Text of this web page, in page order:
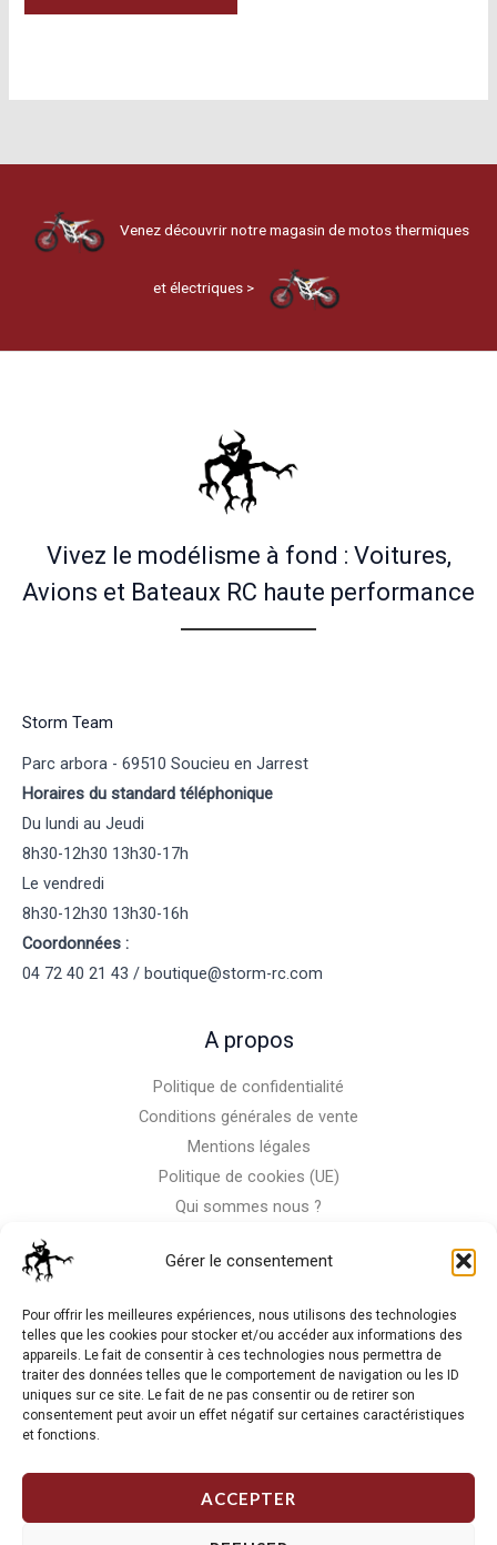
Gérer le consentement
Pour offrir les meilleures expériences, nous utilisons des technologies
telles que les cookies pour stocker et/ou accéder aux informations des
appareils. Le fait de consentir à ces technologies nous permettra de
traiter des données telles que le comportement de navigation ou les ID
uniques sur ce site. Le fait de ne pas consentir ou de retirer son
consentement peut avoir un effet négatif sur certaines caractéristiques
et fonctions.
ACCEPTER
Venez découvrir notre magasin de motos thermiques
et électriques >
Vivez le modélisme à fond : Voitures,
Avions et Bateaux RC haute performance
Storm Team
Parc arbora - 69510 Soucieu en Jarrest
Horaires du standard téléphonique
Du lundi au Jeudi
8h30-12h30 13h30-17h
Le vendredi
8h30-12h30 13h30-16h
Coordonnées :
04 72 40 21 43 / boutique@storm-rc.com
A propos
Politique de confidentialité
Conditions générales de vente
Mentions légales
Politique de cookies (UE)
Qui sommes nous ?
La RC n'est pas notre seule passion, venez visiter notre shop
de motos